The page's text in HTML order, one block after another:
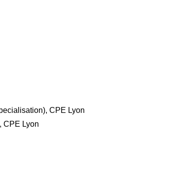
CPE Lyon
CPE Lyon